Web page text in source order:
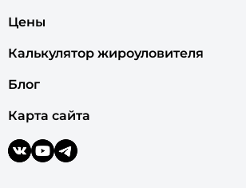
Цены
Калькулятор жироуловителя
Блог
Карта сайта